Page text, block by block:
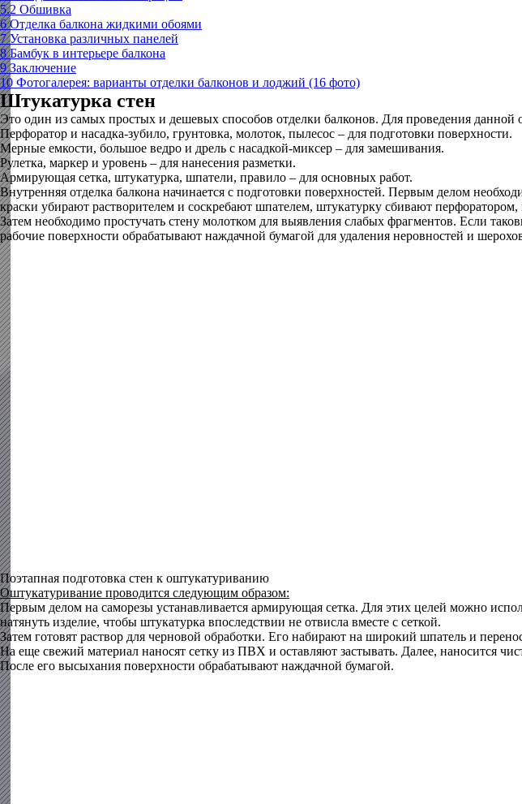
5.2 Обшивка
6Отделка балкона жидкими обоями
7Установка различных панелей
8Бамбук в интерьере балкона
9Заключение
10 Фотогалерея: варианты отделки балконов и лоджий (16 фото)
Штукатурка стен
Это один из самых простых и дешевых способов отделки балконов. Для проведения
Перфоратор и насадка-зубило, грунтовка, молоток, пылесос – для подготовки поверхности.
Мерные емкости, большое ведро и дрель с насадкой-миксер – для замешивания.
Рулетка, маркер и уровень – для нанесения разметки.
Армирующая сетка, штукатурка, шпатели, правило – для основных работ.
Внутренняя отделка балкона начинается с подготовки поверхностей. Первым делом
краски убирают растворителем и соскребают шпателем, штукатурку сбивают
Затем необходимо простучать стену молотком для выявления слабых фрагментов. Если
рабочие поверхности обрабатывают наждачной бумагой для удаления неровностей и
Поэтапная подготовка стен к оштукатуриванию
Оштукатуривание проводится следующим образом:
Первым делом на саморезы устанавливается армирующая сетка. Для этих целей можно
натянуть изделие, чтобы штукатурка впоследствии не отвисла вместе с сеткой.
Затем готовят раствор для черновой обработки. Его набирают на широкий шпатель и
На еще свежий материал наносят сетку из ПВХ и оставляют застывать. Далее, наносится
После его высыхания поверхности обрабатывают наждачной бумагой.